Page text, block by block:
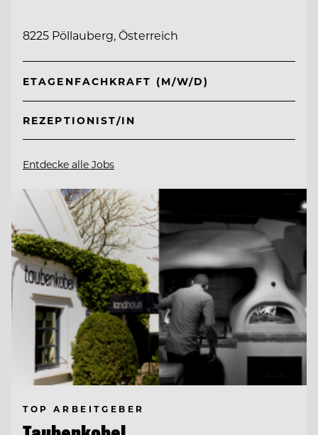
8225 Pöllauberg, Österreich
ETAGENFACHKRAFT (M/W/D)
REZEPTIONIST/IN
Entdecke alle Jobs
TOP ARBEITGEBER